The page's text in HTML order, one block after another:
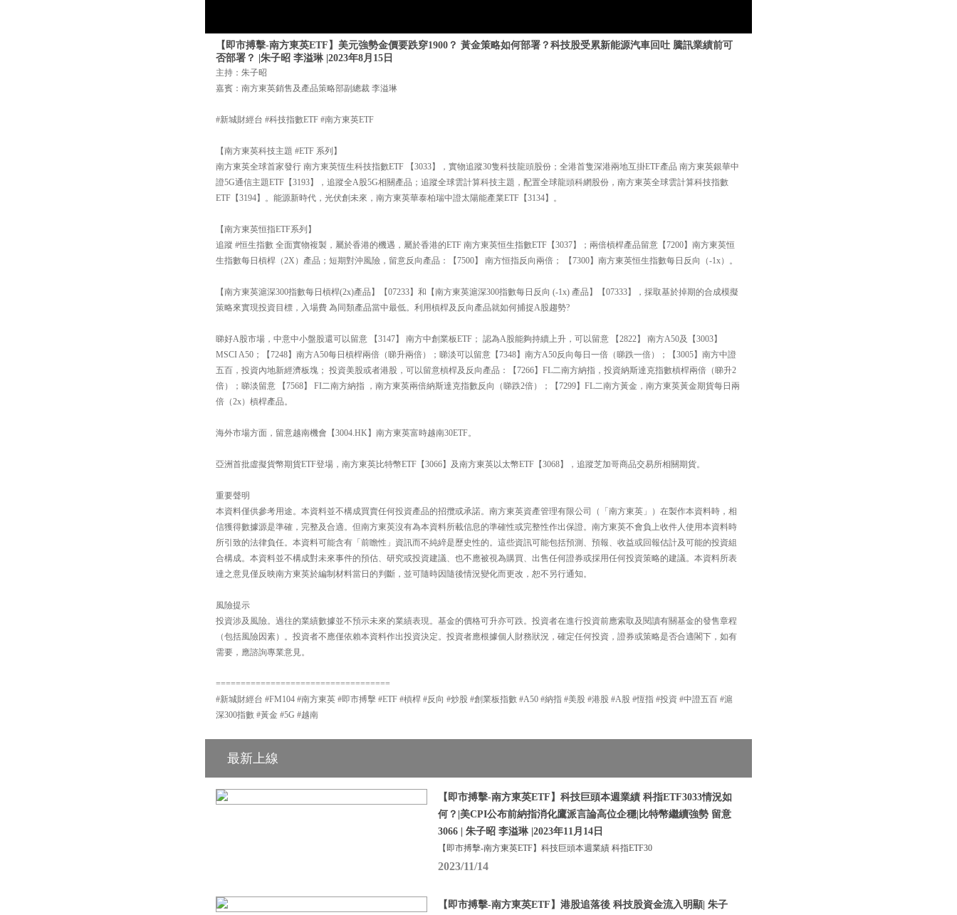
【即市搏擊-南方東英ETF】美元強勢金價要跌穿1900？ 黃金策略如何部署？科技股受累新能源汽車回吐 騰訊業績前可
否部署？ |朱子昭 李溢琳 |2023年8月15日
主持：朱子昭
嘉賓：南方東英銷售及產品策略部副總裁 李溢琳
#新城財經台 #科技指數ETF #南方東英ETF
【南方東英科技主題 #ETF 系列】
南方東英全球首家發行 南方東英恆生科技指數ETF 【3033】，實物追蹤30隻科技龍頭股份；全港首隻深港兩地互掛ETF產品 南方東英銀華中
證5G通信主題ETF【3193】，追蹤全A股5G相關產品；追蹤全球雲計算科技主題，配置全球龍頭科網股份，南方東英全球雲計算科技指數
ETF【3194】。能源新時代，光伏創未來，南方東英華泰柏瑞中證太陽能產業ETF【3134】。
【南方東英恒指ETF系列】
追蹤 #恒生指數 全面實物複製，屬於香港的機遇，屬於香港的ETF 南方東英恒生指數ETF【3037】；兩倍槓桿產品留意【7200】南方東英恒
生指數每日槓桿（2X）產品；短期對沖風險，留意反向產品：【7500】 南方恒指反向兩倍； 【7300】南方東英恒生指數每日反向（-1x）。
【南方東英滬深300指數每日槓桿(2x)產品】【07233】和【南方東英滬深300指數每日反向 (-1x) 產品】【07333】，採取基於掉期的合成模擬
策略來實現投資目標，入場費 為同類產品當中最低。利用槓桿及反向產品就如何捕捉A股趨勢?
睇好A股市場，中意中小盤股還可以留意 【3147】 南方中創業板ETF； 認為A股能夠持續上升，可以留意 【2822】 南方A50及【3003】
MSCI A50；【7248】南方A50每日槓桿兩倍（睇升兩倍）；睇淡可以留意【7348】南方A50反向每日一倍（睇跌一倍）；【3005】南方中證
五百，投資內地新經濟板塊； 投資美股或者港股，可以留意槓桿及反向產品：【7266】FL二南方納指，投資納斯達克指數槓桿兩倍（睇升2
倍）；睇淡留意 【7568】 FI二南方納指 ，南方東英兩倍納斯達克指數反向（睇跌2倍）；【7299】FL二南方黃金，南方東英黃金期貨每日兩
倍（2x）槓桿產品。
海外市場方面，留意越南機會【3004.HK】南方東英富時越南30ETF。
亞洲首批虛擬貨幣期貨ETF登場，南方東英比特幣ETF【3066】及南方東英以太幣ETF【3068】，追蹤芝加哥商品交易所相關期貨。
重要聲明
本資料僅供參考用途。本資料並不構成買賣任何投資產品的招攬或承諾。南方東英資產管理有限公司（「南方東英」）在製作本資料時，相
信獲得數據源是準確，完整及合適。但南方東英沒有為本資料所載信息的準確性或完整性作出保證。南方東英不會負上收件人使用本資料時
所引致的法律負任。本資料可能含有「前瞻性」資訊而不純綷是歷史性的。這些資訊可能包括預測、預報、收益或回報估計及可能的投資組
合構成。本資料並不構成對未來事件的預估、研究或投資建議、也不應被視為購買、出售任何證券或採用任何投資策略的建議。本資料所表
達之意見僅反映南方東英於編制材料當日的判斷，並可隨時因隨後情況變化而更改，恕不另行通知。
風險提示
投資涉及風險。過往的業績數據並不預示未來的業績表現。基金的價格可升亦可跌。投資者在進行投資前應索取及閱讀有關基金的發售章程
（包括風險因素）。投資者不應僅依賴本資料作出投資決定。投資者應根據個人財務狀況，確定任何投資，證券或策略是否合適閣下，如有
需要，應諮詢專業意見。
===================================
#新城財經台 #FM104 #南方東英 #即市搏擊 #ETF #槓桿 #反向 #炒股 #創業板指數 #A50 #納指 #美股 #港股 #A股 #恆指 #投資 #中證五百 #滬
深300指數 #黃金 #5G #越南
最新上線
【即市搏擊-南方東英ETF】科技巨頭本週業績 科指ETF3033情況如
何？|美CPI公布前納指消化鷹派言論高位企穩|比特幣繼續強勢 留意
3066 | 朱子昭 李溢琳 |2023年11月14日
【即市搏擊-南方東英ETF】科技巨頭本週業績 科指ETF30
2023/11/14
【即市搏擊-南方東英ETF】港股追落後 科技股資金流入明顯| 朱子